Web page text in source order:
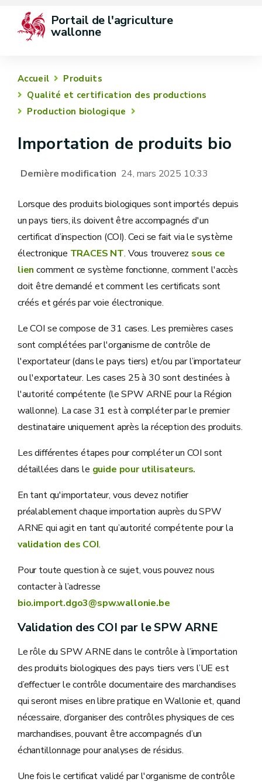
Portail de l'agriculture
wallonne
Accueil
Produits
Qualité et certification des productions
Production biologique
Importation de produits bio
Dernière modification 24, mars 2025 10:33
Lorsque des produits biologiques sont importés depuis
un pays tiers, ils doivent être accompagnés d'un
certificat d’inspection (COI). Ceci se fait via le système
électronique TRACES NT. Vous trouverez sous ce
liencomment ce système fonctionne, comment l'accès
doit être demandé et comment les certificats sont
créés et gérés par voie électronique.
Le COI se compose de 31 cases. Les premières cases
sont complétées par l'organisme de contrôle de
l'exportateur (dans le pays tiers) et/ou par l’importateur
ou l'exportateur. Les cases 25 à 30 sont destinées à
l'autorité compétente (le SPW ARNE pour la Région
wallonne). La case 31 est à compléter par le premier
destinataire uniquement après la réception des produits.
Les différentes étapes pour compléter un COI sont
détaillées dans le guide pour utilisateurs.
En tant qu'importateur, vous devez notifier
préalablement chaque importation auprès du SPW
ARNE qui agit en tant qu’autorité compétente pour la
validation des COI.
Pour toute question à ce sujet, vous pouvez nous
contacter à l’adresse
bio.import.dgo3@spw.wallonie.be
Validation des COI par le SPW ARNE
Le rôle du SPW ARNE dans le contrôle à l’importation
des produits biologiques des pays tiers vers l’UE est
d’effectuer le contrôle documentaire des marchandises
qui seront mises en libre pratique en Wallonie et, quand
nécessaire, d’organiser des contrôles physiques de ces
marchandises, pouvant être accompagnés d’un
échantillonnage pour analyses de résidus.
Une fois le certificat validé par l'organisme de contrôle